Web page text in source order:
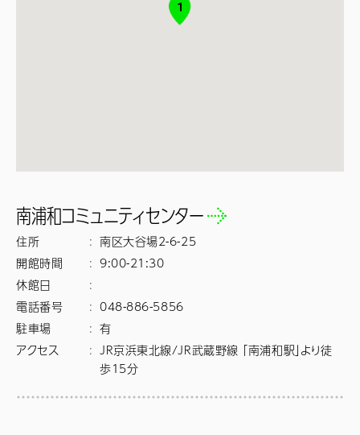
1
南浦和コミュニティセンター
住所 : 南区大谷場2-6-25
開館時間
: 9:00-21:30
休館日
:
電話番号
: 048-886-5856
駐車場
: 有
アクセス
: JR京浜東北線/JR武蔵野線 「南浦和駅」より徒
歩15分